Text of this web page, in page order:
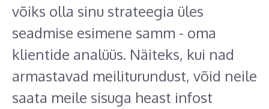
võiks olla sinu strateegia üles
seadmise esimene samm - oma
klientide analüüs. Näiteks, kui nad
armastavad meiliturundust, võid neile
saata meile sisuga heast infost